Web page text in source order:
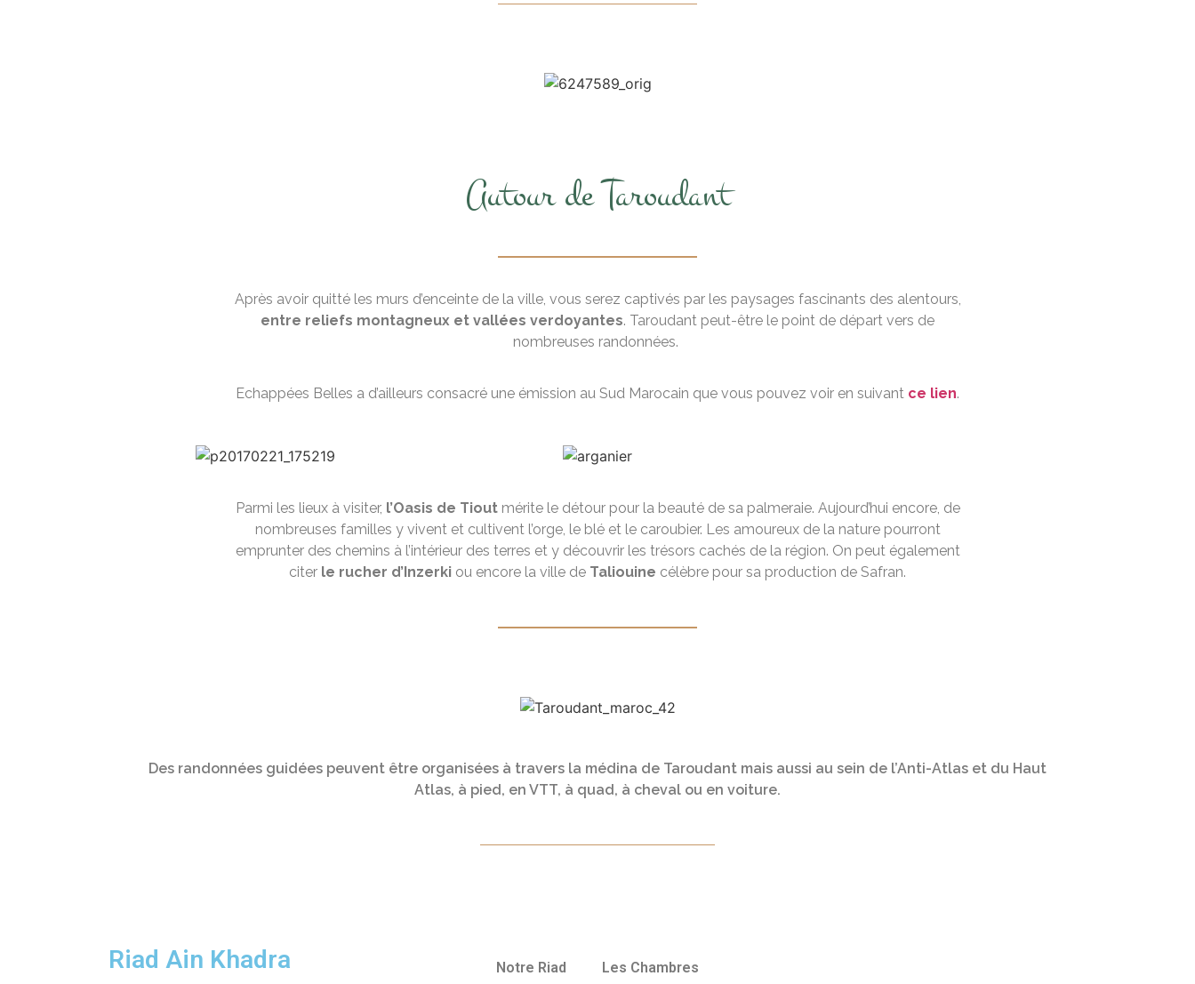
Autour de Taroudant
Après avoir quitté les murs d’enceinte de la ville, vous serez captivés par les paysages fascinants des alentours,
entre reliefs montagneux et vallées verdoyantes. Taroudant peut-être le point de départ vers de
nombreuses randonnées.
Echappées Belles a d’ailleurs consacré une émission au Sud Marocain que vous pouvez voir en suivant ce lien.
Parmi les lieux à visiter, l’Oasis de Tioutmérite le détour pour la beauté de sa palmeraie. Aujourd’hui encore, de
nombreuses familles y vivent et cultivent l’orge, le blé et le caroubier. Les amoureux de la nature pourront
emprunter des chemins à l’intérieur des terres et y découvrir les trésors cachés de la région. On peut également
citer le rucher d’Inzerki ou encore la ville de Taliouine célèbre pour sa production de Safran.
Des randonnées guidées peuvent être organisées à travers la médina de Taroudant mais aussi au sein de l’Anti-Atlas et du Haut
Atlas, à pied, en VTT, à quad, à cheval ou en voiture.
Riad Ain Khadra Notre Riad Les Chambres